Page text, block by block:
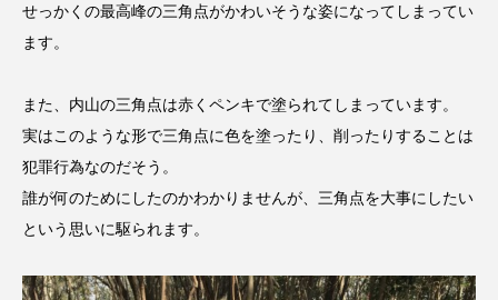
ぶらりまち歩き
ままとこひろば みなとっちラジオ！
みるくっくキッズクラブ逆瀬川
みるくのえほん みるく・ひまわり園
せっかくの最高峰の三角点がかわいそうな姿になってしまってい
ます。
また、内山の三角点は赤くペンキで塗られてしまっています。
実はこのような形で三角点に色を塗ったり、削ったりすることは
犯罪行為なのだそう。
誰が何のためにしたのかわかりませんが、三角点を大事にしたい
という思いに駆られます。